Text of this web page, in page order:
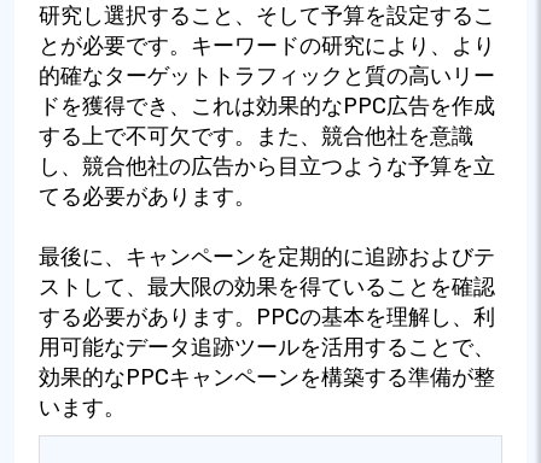
研究し選択すること、そして予算を設定するこ
とが必要です。キーワードの研究により、より
的確なターゲットトラフィックと質の高いリー
ドを獲得でき、これは効果的なPPC広告を作成
する上で不可欠です。また、競合他社を意識
し、競合他社の広告から目立つような予算を立
てる必要があります。
最後に、キャンペーンを定期的に追跡およびテ
ストして、最大限の効果を得ていることを確認
する必要があります。PPCの基本を理解し、利
用可能なデータ追跡ツールを活用することで、
効果的なPPCキャンペーンを構築する準備が整
います。